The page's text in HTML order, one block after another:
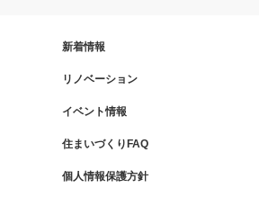
新着情報
リノベーション
イベント情報
住まいづくりFAQ
個人情報保護方針